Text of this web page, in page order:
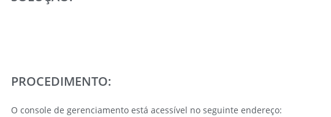
PROCEDIMENTO:
O console de gerenciamento está acessível no seguinte endereço: